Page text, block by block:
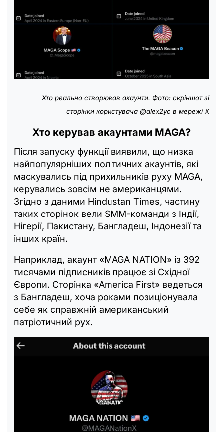
Хто реально створював акаунти. Фото: скріншот зі
сторінки користувача @alex2yc в мережі X
Хто керував акаунтами MAGA?
Після запуску функції виявили, що низка
найпопулярніших політичних акаунтів, які
маскувались під прихильників руху MAGA,
керувались зовсім не американцями.
Згідно з даними Hindustan Times, частину
таких сторінок вели SMM-команди з Індії,
Нігерії, Пакистану, Бангладеш, Індонезії та
інших країн.
Наприклад, акаунт «MAGA NATION» із 392
тисячами підписників працює зі Східної
Європи. Сторінка «America First» ведеться
з Бангладеш, хоча роками позиціонувала
себе як справжній американський
патріотичний рух.